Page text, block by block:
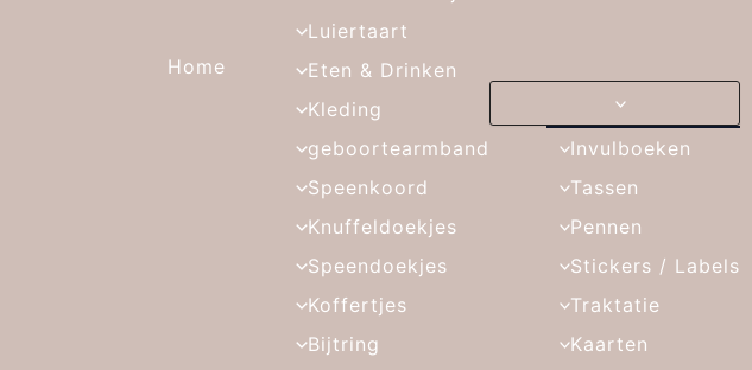
Home
Luiertaart
Eten & Drinken
Kleding
geboortearmband
Speenkoord
Knuffeldoekjes
Speendoekjes
Koffertjes
Bijtring
Invulboeken
Tassen
Pennen
Stickers / Labels
Traktatie
Kaarten